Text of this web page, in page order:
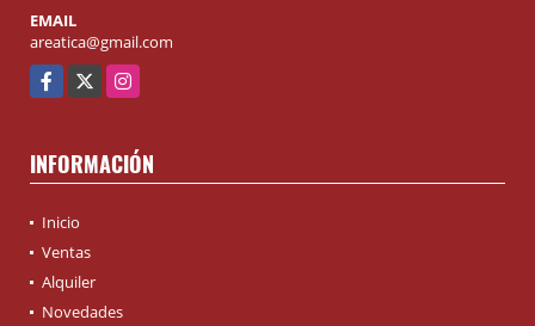
EMAIL
areatica@gmail.com
Facebook
X Instagram
INFORMACIÓN
Inicio
Ventas
Alquiler
Novedades